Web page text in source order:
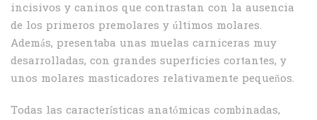
incisivos y caninos que contrastan con la ausencia
de los primeros premolares y últimos molares.
Además, presentaba unas muelas carniceras muy
desarrolladas, con grandes superficies cortantes, y
unos molares masticadores relativamente pequeños.
Todas las características anatómicas combinadas,